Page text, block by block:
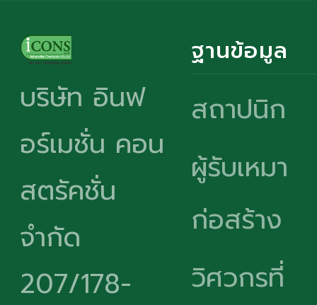
บริษัท อินฟ
อร์เมชั่น คอน
สตรัคชั่น
จำกัด
207/178-
ฐานข้อมูล
สถาปนิก
ผู้รับเหมา
ก่อสร้าง
วิศวกรที่